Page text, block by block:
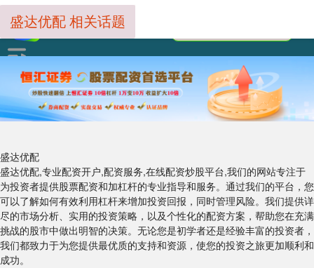
盛达优配
盛达优配,专业配资开户,配资服务,在线配资炒股平台,我们的网站专注于
为投资者提供股票配资和加杠杆的专业指导和服务。通过我们的平台，您
可以了解如何有效利用杠杆来增加投资回报，同时管理风险。我们提供详
尽的市场分析、实用的投资策略，以及个性化的配资方案，帮助您在充满
挑战的股市中做出明智的决策。无论您是初学者还是经验丰富的投资者，
我们都致力于为您提供最优质的支持和资源，使您的投资之旅更加顺利和
成功。
盛达优配 相关话题